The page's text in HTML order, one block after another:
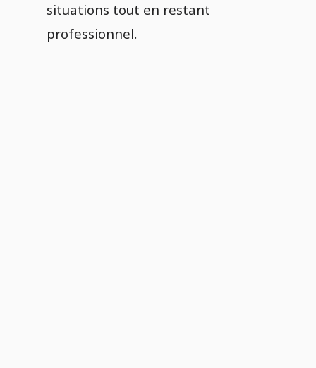
situations tout en restant
professionnel.